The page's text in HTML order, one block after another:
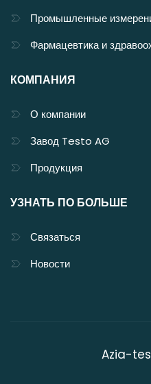
Промышленные
Фармацевтика и
КОМПАНИЯ
О компании
Завод Testo AG
Продукция
УЗНАТЬ ПО БОЛЬШЕ
Связаться
Новости
Azia-